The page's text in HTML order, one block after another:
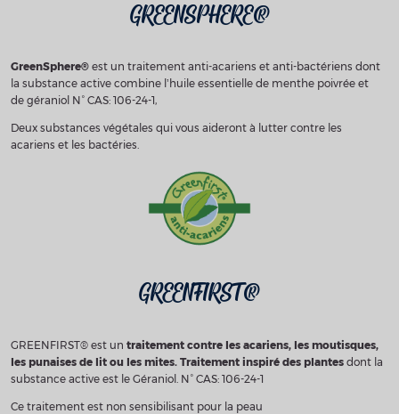
GREENSPHERE®
GreenSphere® est un traitement anti-acariens et anti-bactériens dont
la substance active combine l’huile essentielle de menthe poivrée et
de géraniol N° CAS: 106-24-1,
Deux substances végétales qui vous aideront à lutter contre les
acariens et les bactéries.
GREENFIRST®
GREENFIRST® est un traitement contre les acariens, les moutisques,
les punaises de lit ou les mites. Traitement inspiré des plantes dont la
substance active est le Géraniol. N° CAS: 106-24-1
Ce traitement est non sensibilisant pour la peau